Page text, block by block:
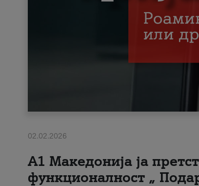
02.02.2026
А1 Македонија ја
функционалност „